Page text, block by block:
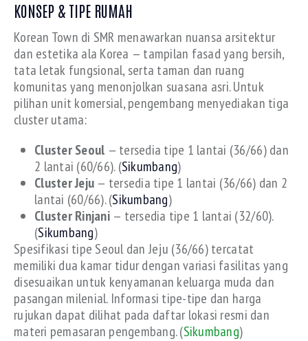
KONSEP & TIPE RUMAH
Korean Town di SMR menawarkan nuansa arsitektur
dan estetika ala Korea — tampilan fasad yang bersih,
tata letak fungsional, serta taman dan ruang
komunitas yang menonjolkan suasana asri. Untuk
pilihan unit komersial, pengembang menyediakan tiga
cluster utama:
Cluster Seoul — tersedia tipe 1 lantai (36/66) dan
2 lantai (60/66). (Sikumbang)
Cluster Jeju — tersedia tipe 1 lantai (36/66) dan 2
lantai (60/66). (Sikumbang)
Cluster Rinjani— tersedia tipe 1 lantai (32/60).
(Sikumbang)
Spesifikasi tipe Seoul dan Jeju (36/66) tercatat
memiliki dua kamar tidur dengan variasi fasilitas yang
disesuaikan untuk kenyamanan keluarga muda dan
pasangan milenial. Informasi tipe-tipe dan harga
rujukan dapat dilihat pada daftar lokasi resmi dan
materi pemasaran pengembang. (Sikumbang)